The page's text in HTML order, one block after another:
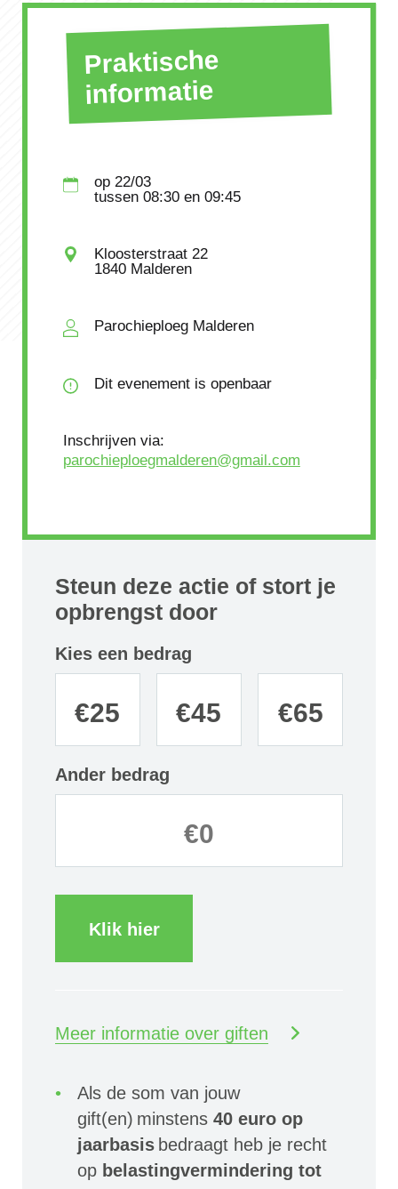
Praktische
informatie
op 22/03
tussen 08:30en 09:45
Kloosterstraat 22
1840 Malderen
Parochieploeg Malderen
Dit evenement is openbaar
Inschrijven via:
parochieploegmalderen@gmail.com
Steun deze actie of stort je
opbrengst door
Kies een bedrag
€25 €45 €65
Ander bedrag
Klik hier
Meer informatie over giften
Als de som van jouw
gift(en) minstens40 euro op
jaarbasis bedraagt heb je recht
op belastingvermindering tot